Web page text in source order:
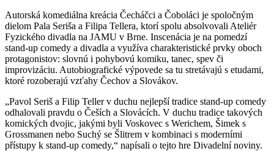
Autorská komediálna kreácia Čecháčci a Čoboláci je spoločným
dielom Pala Seriša a Filipa Tellera, ktorí spolu absolvovali Ateliér
Fyzického divadla na JAMU v Brne. Inscenácia je na pomedzí
stand-up comedy a divadla a využíva charakteristické prvky oboch
protagonistov: slovnú i pohybovú komiku, tanec, spev či
improvizáciu. Autobiografické výpovede sa tu stretávajú s etudami,
ktoré rozoberajú vzťahy Čechov a Slovákov.
„Pavol Seriš a Filip Teller v duchu nejlepší tradice stand-up comedy
odhalovali pravdu o Češích a Slovácích. V duchu tradice takových
komických dvojic, jakými byli Voskovec s Werichem, Šimek s
Grossmanen nebo Suchý se Šlitrem v kombinaci s moderními
přístupy k stand-up comedy,“ napísali o tejto hre Divadelní noviny.